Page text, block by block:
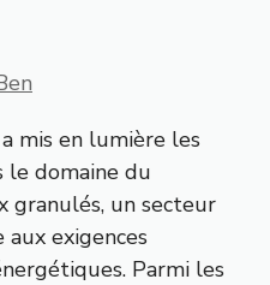
a mis en lumière les
le domaine du
granulés, un secteur
exigences
Parmi les